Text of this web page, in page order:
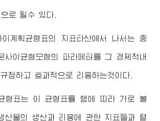
로 될수 있다.
이계획균형표의 지표타산에서 나서는 중
사이균형모형의 파라메터를 그 경제적내
정하고 효과적으로 리용하는것이다.
형표는 이 균형표를 행에 따라 가로 볼
산물의 생산과 리용에 관한 지표들과 렬